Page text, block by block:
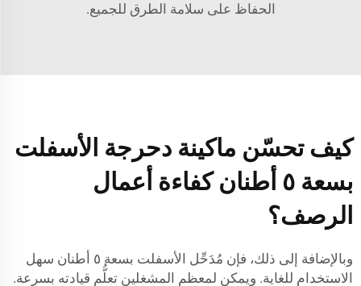
الحفاظ على سلامة الطرق للجميع.
كيف تحسّن ماكينة دحرجة الأسفلت
بسعة ٥ أطنان كفاءة أعمال
الرصف؟
وبالإضافة إلى ذلك، فإن مُدَحِّل الأسفلت بسعة ٥ أطنان سهل
الاستخدام للغاية. ويمكن لمعظم المشغلين تعلُّم قيادته بسرعة.